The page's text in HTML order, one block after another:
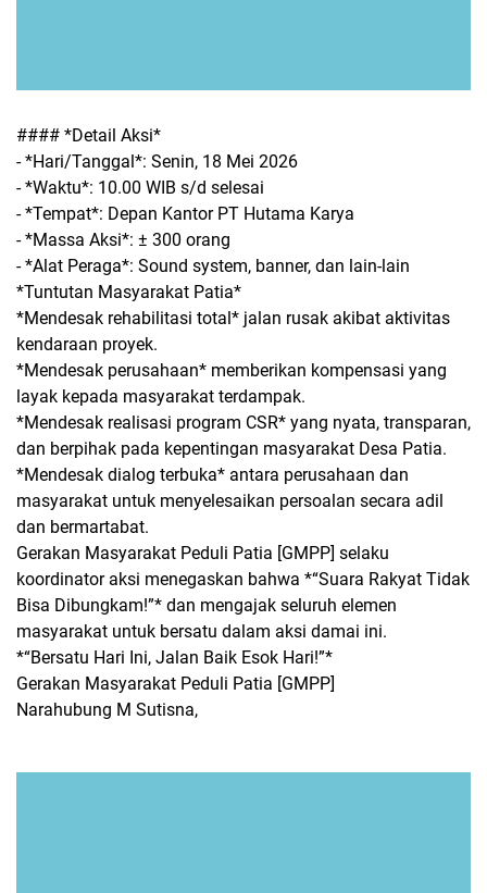
#### *Detail Aksi*
- *Hari/Tanggal*: Senin, 18 Mei 2026
- *Waktu*: 10.00 WIB s/d selesai
- *Tempat*: Depan Kantor PT Hutama Karya
- *Massa Aksi*: ± 300 orang
- *Alat Peraga*: Sound system, banner, dan lain-lain
*Tuntutan Masyarakat Patia*
*Mendesak rehabilitasi total* jalan rusak akibat aktivitas
kendaraan proyek.
*Mendesak perusahaan* memberikan kompensasi yang
layak kepada masyarakat terdampak.
*Mendesak realisasi program CSR* yang nyata, transparan,
dan berpihak pada kepentingan masyarakat Desa Patia.
*Mendesak dialog terbuka* antara perusahaan dan
masyarakat untuk menyelesaikan persoalan secara adil
dan bermartabat.
Gerakan Masyarakat Peduli Patia [GMPP] selaku
koordinator aksi menegaskan bahwa *“Suara Rakyat Tidak
Bisa Dibungkam!”* dan mengajak seluruh elemen
masyarakat untuk bersatu dalam aksi damai ini.
*“Bersatu Hari Ini, Jalan Baik Esok Hari!”*
Gerakan Masyarakat Peduli Patia [GMPP]
Narahubung M Sutisna,